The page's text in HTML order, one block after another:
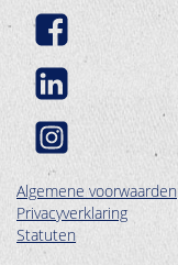
Algemene voorwaarden
Privacyverklaring
Statuten